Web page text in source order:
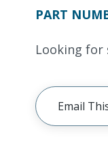
PART
Looking for
Email